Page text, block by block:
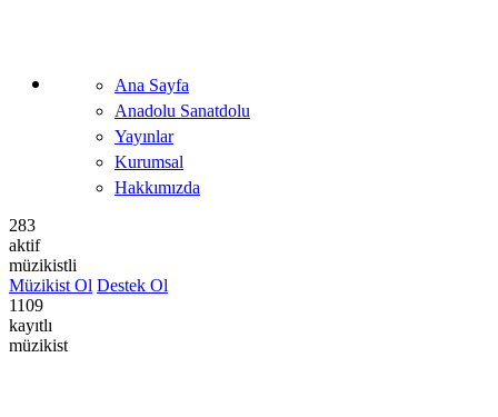
Ana Sayfa
Anadolu Sanatdolu
Yayınlar
Kurumsal
Hakkımızda
283
aktif
müzikistli
Müzikist Ol Destek Ol
1109
kayıtlı
müzikist